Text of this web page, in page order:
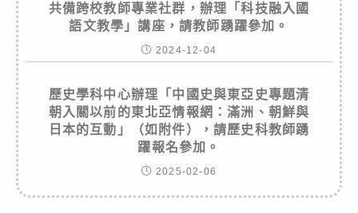
共備跨校教師專業社群，辦理「科技融入國
語文教學」講座，請教師踴躍參加。
2024-12-04
歷史學科中心辦理「中國史與東亞史專題清
朝入關以前的東北亞情報網：滿洲、朝鮮與
日本的互動」（如附件），請歷史科教師踴
躍報名參加。
2025-02-06